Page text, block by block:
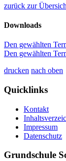
zurück zur
Downloads
Den gewählten
Den gewählten
drucken nach oben
Quicklinks
Kontakt
Impressum
Datenschutz
Grundschule